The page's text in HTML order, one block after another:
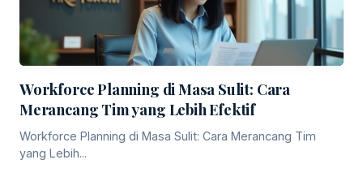
Workforce Planning di Masa Sulit: Cara
Merancang Tim yang Lebih Efektif
Workforce Planning di Masa Sulit: Cara Merancang Tim
yang Lebih...